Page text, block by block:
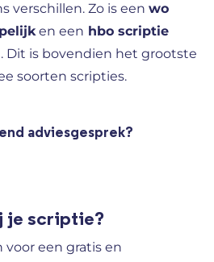
verschillen. Zo is een wo
en een hbo scriptie
Dit is bovendien het grootste
soorten scripties.
adviesgesprek?
je scriptie?
voor een gratis en